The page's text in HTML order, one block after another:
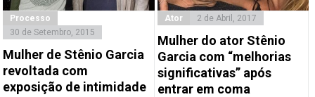
Processo
30 de Setembro, 2015
Mulher de Stênio Garcia
revoltada com
exposição de intimidade
Ator 2 de Abril, 2017
Mulher do ator Stênio
Garcia com “melhorias
significativas” após
entrar em coma